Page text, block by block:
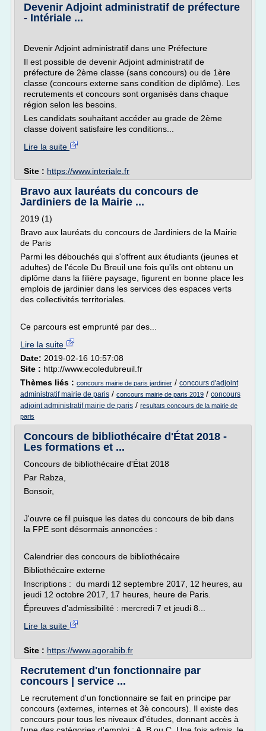
Devenir Adjoint administratif de préfecture
- Intériale ...
Devenir Adjoint administratif dans une Préfecture
Il est possible de devenir Adjoint administratif de
préfecture de 2ème classe (sans concours) ou de 1ère
classe (concours externe sans condition de diplôme). Les
recrutements et concours sont organisés dans chaque
région selon les besoins.
Les candidats souhaitant accéder au grade de 2ème
classe doivent satisfaire les conditions...
Lire la suite
Site : https://www.interiale.fr
Bravo aux lauréats du concours de
Jardiniers de la Mairie ...
2019 (1)
Bravo aux lauréats du concours de Jardiniers de la Mairie
de Paris
Parmi les débouchés qui s'offrent aux étudiants (jeunes et
adultes) de l'école Du Breuil une fois qu'ils ont obtenu un
diplôme dans la filière paysage, figurent en bonne place les
emplois de jardinier dans les services des espaces verts
des collectivités territoriales.
Ce parcours est emprunté par des...
Lire la suite
Date: 2019-02-16 10:57:08
Site : http://www.ecoledubreuil.fr
Thèmes liés : concours mairie de paris jardinier / concours d'adjoint
administratif mairie de paris / concours mairie de paris 2019 / concours
adjoint administratif mairie de paris / resultats concours de la mairie de
paris
Concours de bibliothécaire d'État 2018 -
Les formations et ...
Concours de bibliothécaire d'État 2018
Par Rabza,
Bonsoir,
J'ouvre ce fil puisque les dates du concours de bib dans
la FPE sont désormais annoncées :
Calendrier des concours de bibliothécaire
Bibliothécaire externe
Inscriptions : du mardi 12 septembre 2017, 12 heures, au
jeudi 12 octobre 2017, 17 heures, heure de Paris.
Épreuves d'admissibilité : mercredi 7 et jeudi 8...
Lire la suite
Site : https://www.agorabib.fr
Recrutement d'un fonctionnaire par
concours | service ...
Le recrutement d'un fonctionnaire se fait en principe par
concours (externes, internes et 3è concours). Il existe des
concours pour tous les niveaux d'études, donnant accès à